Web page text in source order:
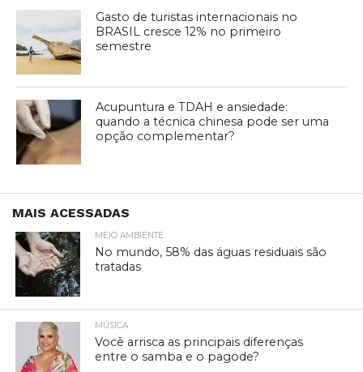
Gasto de turistas internacionais no
BRASIL cresce 12% no primeiro
semestre
Acupuntura e TDAH e ansiedade:
quando a técnica chinesa pode ser uma
opção complementar?
MAIS ACESSADAS
MEIO AMBIENTE
No mundo, 58% das águas residuais são
tratadas
MÚSICA
Você arrisca as principais diferenças
entre o samba e o pagode?